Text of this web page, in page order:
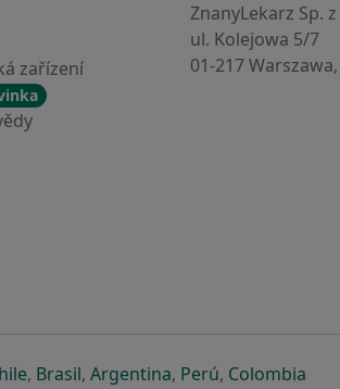
zařízení
ZnanyLekarz Sp.
ul. Kolejowa 5/7
01-217
záložce
v nové záložce
se otevře v nové záložce
, Brasilse otevře v nové záložce
, Argentinase otevře v nové
, Perúse otevře v
, Colombiase